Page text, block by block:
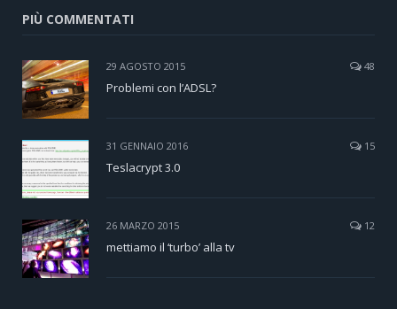
PIÙ COMMENTATI
29 AGOSTO 2015 48
Problemi con l’ADSL?
31 GENNAIO 2016 15
Teslacrypt 3.0
26 MARZO 2015 12
mettiamo il ‘turbo’ alla tv